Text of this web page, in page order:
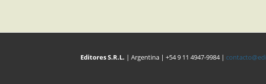
Editores S.R.L. | Argentina | +54 9 11 4947-9984 |